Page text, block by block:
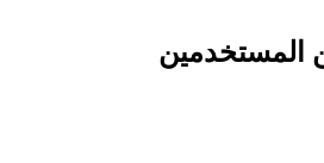
المستخدمين